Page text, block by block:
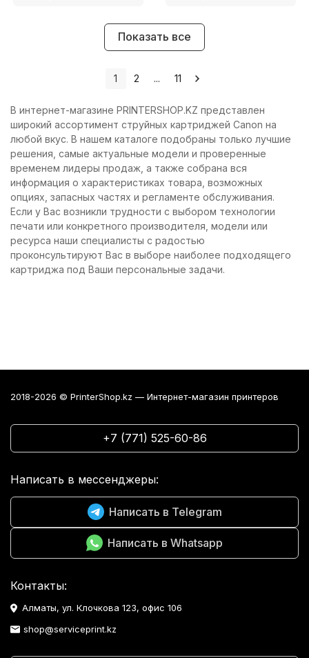
Показать все
1 2 ... 11
В интернет-магазине PRINTERSHOP.KZ представлен
широкий ассортимент струйных картриджей Canon на
любой вкус. В нашем каталоге подобраны только лучшие
решения, самые актуальные модели и проверенные
временем лидеры продаж, а также собрана вся
информация о характеристиках товара, возможных
опциях, запасных частях и регламенте обслуживания.
Если у Вас возникли трудности с выбором технологии
печати или конкретного производителя, модели или
ресурса наши специалисты с радостью
проконсультируют Вас в выборе наиболее подходящего
картриджа под Ваши персональные задачи.
2018-2026 © PrinterShop.kz — Интернет-магазин принтеров
+7 (771) 525-60-86
Написать в мессенджеры:
Написать в Telegram
Написать в Whatsapp
Контакты:
Алматы, ул. Клочкова 123, офис 106
shop@serviceprint.kz